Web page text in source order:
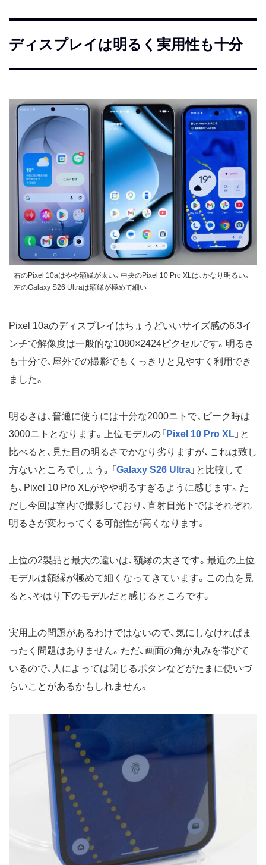
ディスプレイは明るく実用性も十分
右のPixel 10aはやや額縁が太い。中央のPixel 10 Pro XLは、かなり明るい。
左のGalaxy S26 Ultraは額縁が極めて細い
Pixel 10aのディスプレイはちょうどいいサイズ感の6.3イ
ンチで解像度は一般的な1080×2424ピクセルです。明るさ
も十分で、屋外での撮影でもくっきりと見やすく利用でき
ました。
明るさは、普通に使うには十分な2000ニトで、ピーク時は
3000ニトとなります。上位モデルの「 Pixel 10 Pro XL 」と
比べると、見た目の明るさでかなり劣りますが、これは致し
方ないところでしょう。「 Galaxy S26 Ultra 」と比較して
も、Pixel 10 Pro XLがやや明るすぎるように感じます。た
だし今回は室内で撮影しており、直射日光下ではそれぞれ
明るさが変わってくる可能性が高くなります。
上位の2製品と最大の違いは、額縁の太さです。最近の上位
モデルは額縁が極めて細くなってきています。この点を見
ると、やはり下のモデルだと感じるところです。
実用上の問題があるわけではないので、気にしなければま
ったく問題はありません。ただ、画面の角が丸みを帯びて
いるので、人によっては閉じるボタンなどがたまに使いづ
らいことがあるかもしれません。